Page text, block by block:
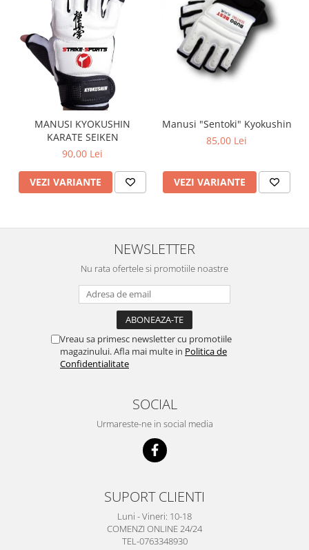
MANUSI KYOKUSHIN
KARATE SEIKEN
90,00 Lei
VEZI VARIANTE
Manusi "Sentoki" Kyokushin
85,00 Lei
VEZI VARIANTE
NEWSLETTER
Nu rata ofertele si promotiile noastre
Vreau sa primesc newsletter cu promotiile
magazinului. Afla mai multe in Politica de
Confidentialitate
SOCIAL
Urmareste-ne in social media
SUPORT CLIENTI
Luni - Vineri: 10-18
COMENZI ONLINE 24/24
TEL-0763348930